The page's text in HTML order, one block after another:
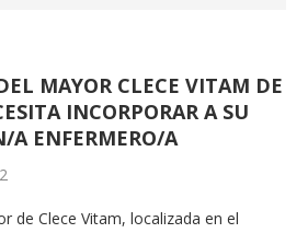
MAYOR CLECE VITAM DE
INCORPORAR A SU
A ENFERMERO/A
de Clece Vitam, localizada en el